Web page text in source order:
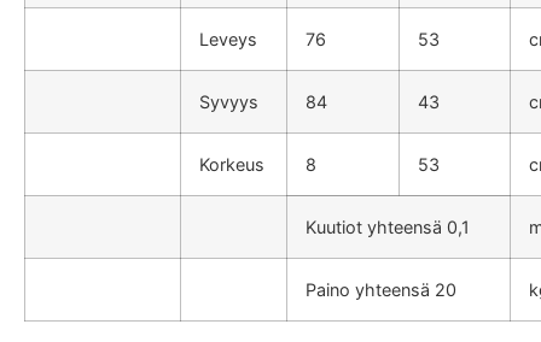
Leveys 76 53
Syvyys 84 43
Korkeus 8 53
Kuutiot yhteensä 0,1
Paino yhteensä 20